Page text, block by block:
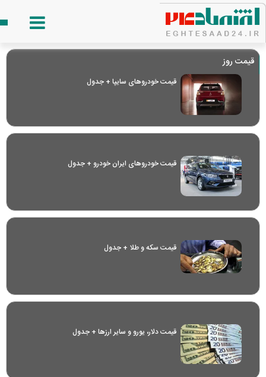
قیمت روز
قیمت خودرو‌های سایپا + جدول
قیمت خودرو‌های ایران خودرو + جدول
قیمت سکه و طلا + جدول
قیمت دلار، یورو و سایر ارز‌ها + جدول